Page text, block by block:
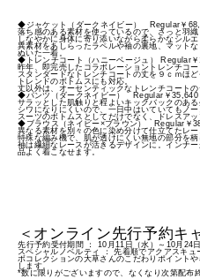
◆ジャケット（ダークネイビー） Regular￥
落ち感のある素材を使っているので、さっと羽
しなやかに身体に寄り添いながら柔らかなシルエ
異素材をあしらったラペルや袖の裏地、マット
ぬいた一着。
◆トレンチコート（ハニーベージュ） Regular
昨年、即完売したコラボレーショントレンチコー
スタンダードなトレンチコートの丈を９ｃｍほ
トレンドのボトムスにも対応。
丈以外は、オーセンティックなトレンチコートの
◆パンツ（ダークネイビー） Regular￥
サラッとした肌触りと程よいキックバックのあ
シワになりにくいので、一日中はいていてもノ
スーツのボトムスとしてだけでなく、ドレスア
◆ブラウス（ネイビー×ブラウン） Regular￥
異なる素材を別々の色に染め分けて仕立てたレー
特殊な編み機で、肌が透けにくい無地の部分を
袖は繊細なレースが活きるデザインに。インナ
品よく着こなせます。
＜オンライン先行予約キ
先行予約受付期間 ： 10月11日（水）～10月24日
スペシャルノベルティ ： 先着順でアクアスキ
ボコレクションの大草さんのこだわりポイント
します。
*数に限りがございますので、なくなり次第配布